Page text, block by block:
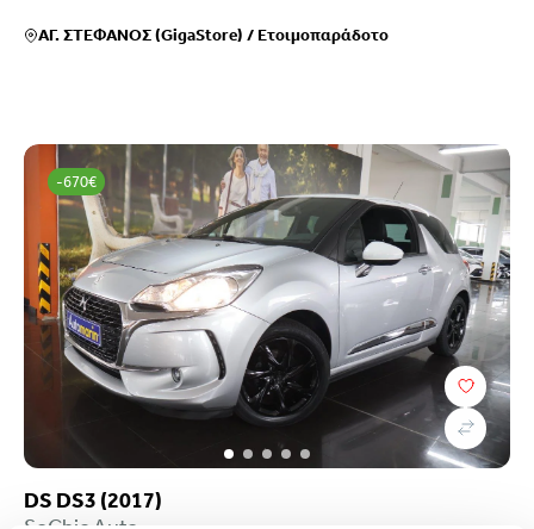
ΑΓ. ΣΤΕΦΑΝΟΣ (GigaStore) /Ετοιμοπαράδοτο
-670€
DS DS3 (2017)